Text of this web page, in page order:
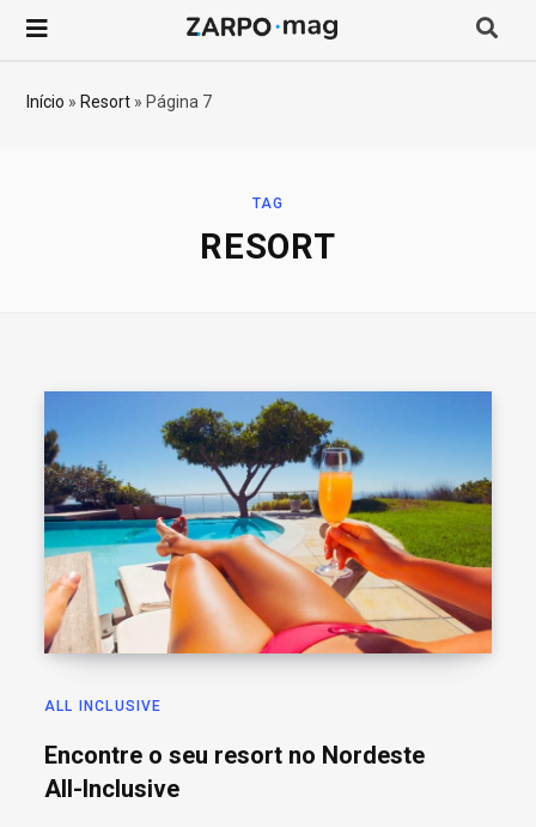
Início » Resort » Página 7
TAG
RESORT
ALL INCLUSIVE
Encontre o seu resort no Nordeste
All-Inclusive